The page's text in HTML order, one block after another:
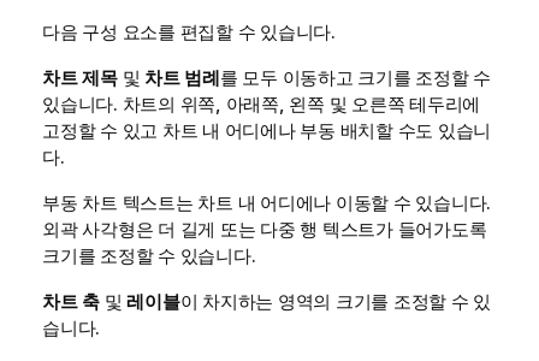
다음 구성 요소를 편집할 수 있습니다.
차트 제목및 차트 범례를 모두 이동하고 크기를 조정할 수
있습니다. 차트의 위쪽, 아래쪽, 왼쪽 및 오른쪽 테두리에
고정할 수 있고 차트 내 어디에나 부동 배치할 수도 있습니
다.
부동 차트 텍스트는 차트 내 어디에나 이동할 수 있습니다.
외곽 사각형은 더 길게 또는 다중 행 텍스트가 들어가도록
크기를 조정할 수 있습니다.
차트 축 및레이블이 차지하는 영역의 크기를 조정할 수 있
습니다.